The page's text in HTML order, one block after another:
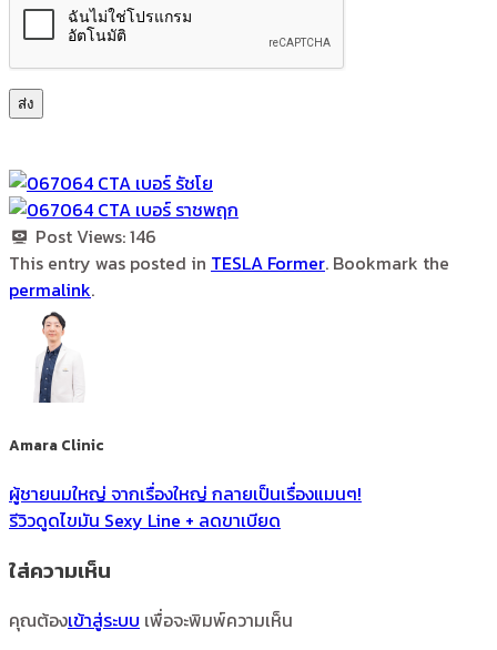
Post Views:146
This entry was posted in TESLA Former. Bookmark the
permalink.
Amara Clinic
ผู้ชายนมใหญ่ จากเรื่องใหญ่ กลายเป็นเรื่องแมนๆ!
รีวิวดูดไขมัน Sexy Line + ลดขาเบียด
ใส่ความเห็น
คุณต้องเข้าสู่ระบบ เพื่อจะพิมพ์ความเห็น